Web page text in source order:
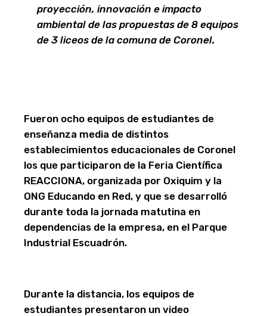
proyección, innovación e impacto
ambiental de las propuestas de 8 equipos
de 3 liceos de la comuna de Coronel.
Fueron ocho equipos de estudiantes de
enseñanza media de distintos
establecimientos educacionales de Coronel
los que participaron de la Feria Científica
REACCIONA, organizada por Oxiquim y la
ONG Educando en Red, y que se desarrolló
durante toda la jornada matutina en
dependencias de la empresa, en el Parque
Industrial Escuadrón.
Durante la distancia, los equipos de
estudiantes presentaron un video